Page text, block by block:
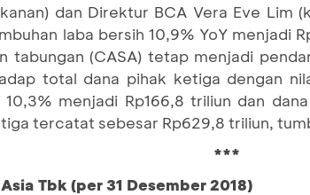
dan Direktur BCA Vera Eve Lim
laba bersih 10,9% YoY menjadi
tabungan (CASA) tetap menjadi
total dana pihak ketiga dengan
menjadi Rp166,8 triliun dan
tercatat sebesar Rp629,8 triliun,
***
Tbk (per 31 Desember 2018)